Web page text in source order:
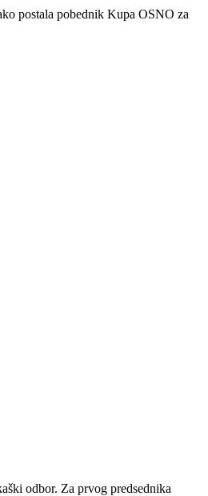
postala pobednik Kupa OSNO za
odbor. Za prvog predsednika